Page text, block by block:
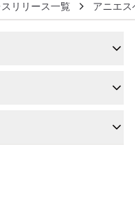
リリース一覧 アニエ